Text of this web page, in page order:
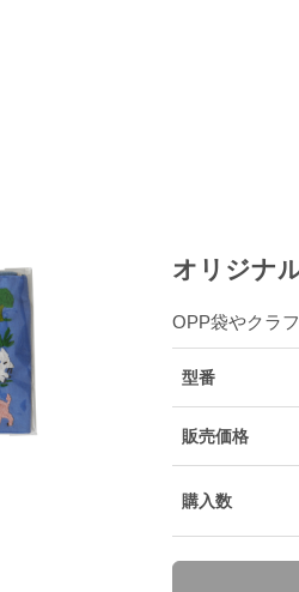
オリジナ
OPP袋やクラ
型番
販売価格
購入数